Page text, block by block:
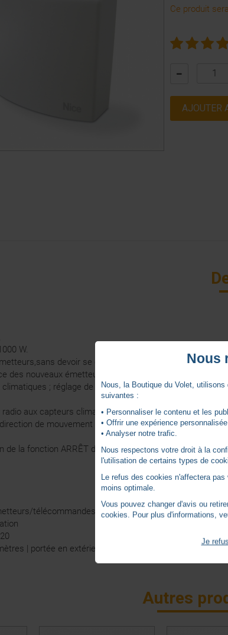
Ce produit
AJOUTER
W.
devoir se connecter ni accéder au moteur.
des nouveaux émetteurs une fois que le premier est
; réglage de vitesse du vent de 5 à 60 km/h et
aux capteurs climatiques.
de mouvement (ouverture et fermeture) de
de la fonction ARRÊT durant la manœuvre.
télécommandes
| portée en extérieure 150 mètres
Autres
Nous
Nous, la Boutique du Volet,
suivantes :
• Personnaliser le contenu et les
• Offrir une expérience personnalisée
• Analyser notre trafic.
Nous respectons votre droit à la
l'utilisation de certains types de
Le refus des cookies n'affectera
moins optimale.
Vous pouvez changer d'avis ou
cookies. Pour plus d'informations,
Je